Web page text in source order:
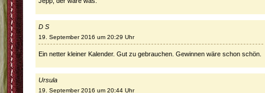
D S
19. September 2016 um 20:29 Uhr
Ein netter kleiner Kalender. Gut zu gebrauchen. Gewinnen wäre schon schön.
Ursula
19. September 2016 um 20:44 Uhr